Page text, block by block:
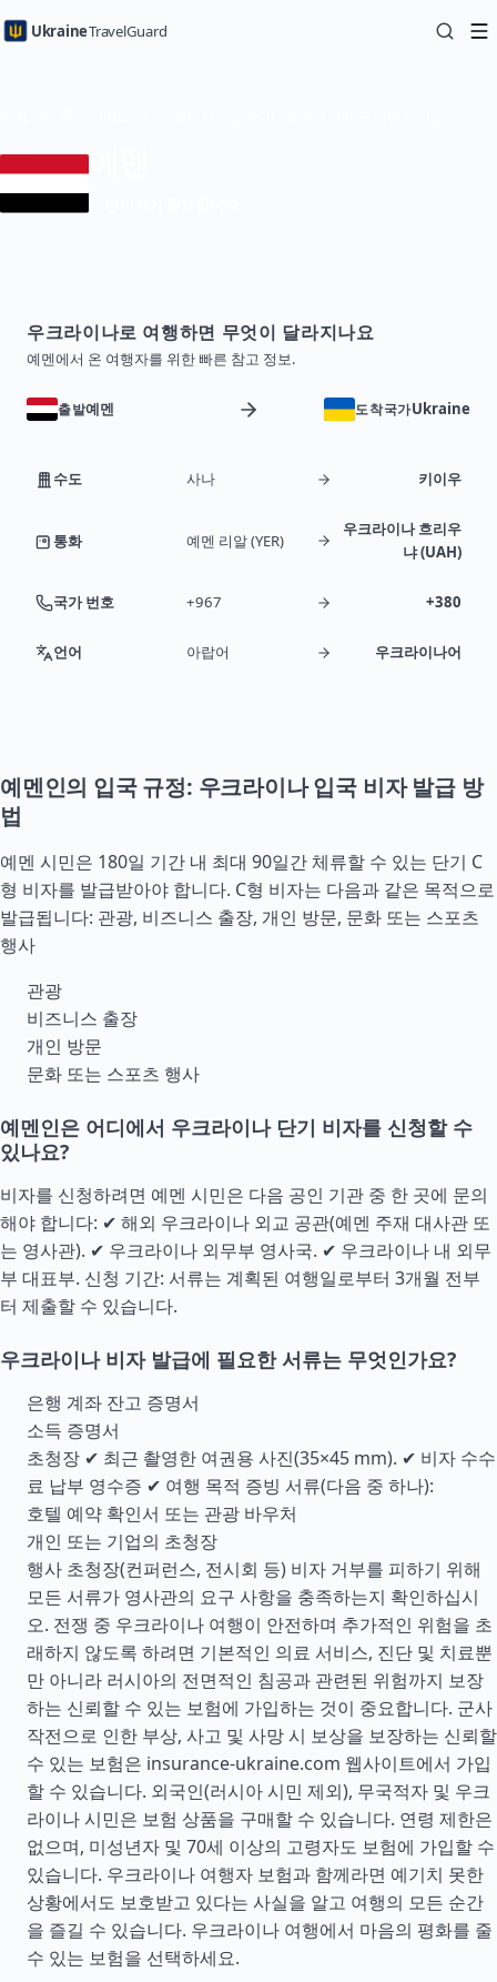
UkraineTravelGuard
우크라이나로 여행하면 무엇이 달라지나요
예멘에서 온 여행자를 위한 빠른 참고 정보.
출발예멘 도착국가Ukraine
수도 사나 키이우
통화 예멘 리알 (YER)
우크라이나 흐리우
냐 (UAH)
국가 번호 +967 +380
언어 아랍어 우크라이나어
예멘인의 입국 규정: 우크라이나 입국 비자 발급 방
법
예멘 시민은 180일 기간 내 최대 90일간 체류할 수 있는 단기 C
형 비자를 발급받아야 합니다. C형 비자는 다음과 같은 목적으로
발급됩니다: 관광, 비즈니스 출장, 개인 방문, 문화 또는 스포츠
행사
관광
비즈니스 출장
개인 방문
문화 또는 스포츠 행사
예멘인은 어디에서 우크라이나 단기 비자를 신청할 수
있나요?
비자를 신청하려면 예멘 시민은 다음 공인 기관 중 한 곳에 문의
해야 합니다: ✔ 해외 우크라이나 외교 공관(예멘 주재 대사관 또
는 영사관). ✔ 우크라이나 외무부 영사국. ✔ 우크라이나 내 외무
부 대표부. 신청 기간: 서류는 계획된 여행일로부터 3개월 전부
터 제출할 수 있습니다.
우크라이나 비자 발급에 필요한 서류는 무엇인가요?
은행 계좌 잔고 증명서
소득 증명서
초청장 ✔ 최근 촬영한 여권용 사진(35×45 mm). ✔ 비자 수수
료 납부 영수증 ✔ 여행 목적 증빙 서류(다음 중 하나):
호텔 예약 확인서 또는 관광 바우처
개인 또는 기업의 초청장
행사 초청장(컨퍼런스, 전시회 등) 비자 거부를 피하기 위해
모든 서류가 영사관의 요구 사항을 충족하는지 확인하십시
오. 전쟁 중 우크라이나 여행이 안전하며 추가적인 위험을 초
래하지 않도록 하려면 기본적인 의료 서비스, 진단 및 치료뿐
만 아니라 러시아의 전면적인 침공과 관련된 위험까지 보장
하는 신뢰할 수 있는 보험에 가입하는 것이 중요합니다. 군사
작전으로 인한 부상, 사고 및 사망 시 보상을 보장하는 신뢰할
수 있는 보험은 insurance-ukraine.com 웹사이트에서 가입
할 수 있습니다. 외국인(러시아 시민 제외), 무국적자 및 우크
라이나 시민은 보험 상품을 구매할 수 있습니다. 연령 제한은
없으며, 미성년자 및 70세 이상의 고령자도 보험에 가입할 수
있습니다. 우크라이나 여행자 보험과 함께라면 예기치 못한
상황에서도 보호받고 있다는 사실을 알고 여행의 모든 순간
을 즐길 수 있습니다. 우크라이나 여행에서 마음의 평화를 줄
수 있는 보험을 선택하세요.